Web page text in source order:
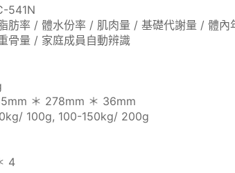
541N
肪率 / 體水份率 / 肌肉量 / 基礎代謝量 / 體內
骨量 / 家庭成員自動辨識
＊ 278mm ＊ 36mm
100g, 100-150kg/ 200g
4